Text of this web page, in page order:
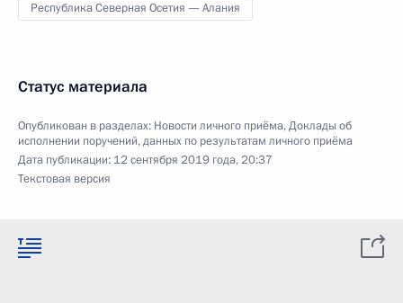
Республика Северная Осетия — Алания
Статус материала
Опубликован в разделах: Новости личного приёма,Доклады об
исполнении поручений, данных по результатам личного приёма
Дата публикации: 12 сентября 2019 года, 20:37
Текстовая версия